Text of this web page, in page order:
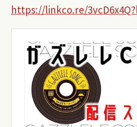
https://linkco.re/